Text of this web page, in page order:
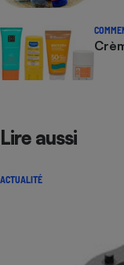
Lire aussi
ACTUALITÉ